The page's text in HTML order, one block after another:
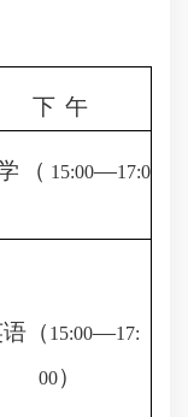
下 午
（ 15:00—17:0
（ 15:00—17:
00）